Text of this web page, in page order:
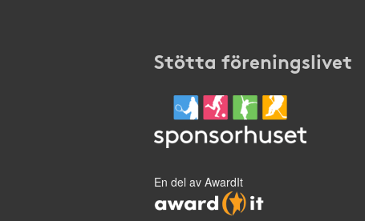
Stötta föreningslivet
En del av AwardIt